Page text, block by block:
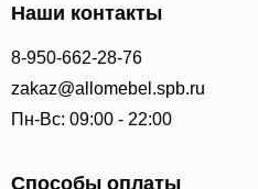
Наши контакты
8-950-662-28-76
zakaz@allomebel.spb.ru
Пн-Вс: 09:00 - 22:00
Способы оплаты